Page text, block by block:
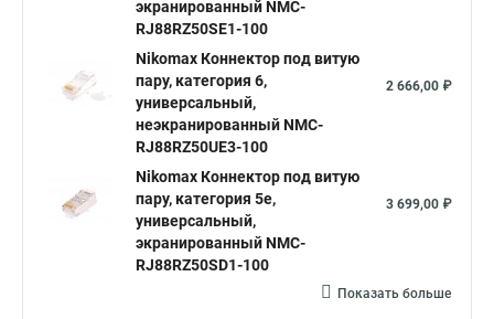
экранированный NMC-
RJ88RZ50SE1-100
Nikomax Коннектор под витую
пару, категория 6,
универсальный,
неэкранированный NMC-
RJ88RZ50UE3-100
2 666,00 ₽
Nikomax Коннектор под витую
пару, категория 5е,
универсальный,
экранированный NMC-
RJ88RZ50SD1-100
3 699,00 ₽
Показать больше